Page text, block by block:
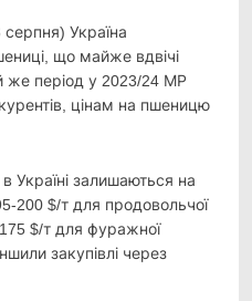
Україна
що майже вдвічі
же період у 2023/24 МР
цінам на пшеницю
в Україні залишаються на
200 $/т для продовольчої
$/т для фуражної
закупівлі через